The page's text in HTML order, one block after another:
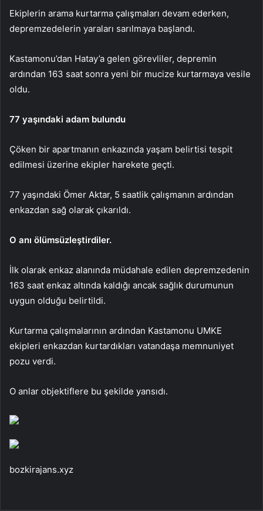
Ekiplerin arama kurtarma çalışmaları devam ederken,
depremzedelerin yaraları sarılmaya başlandı.
Kastamonu’dan Hatay’a gelen görevliler, depremin
ardından 163 saat sonra yeni bir mucize kurtarmaya vesile
oldu.
77 yaşındaki adam bulundu
Çöken bir apartmanın enkazında yaşam belirtisi tespit
edilmesi üzerine ekipler harekete geçti.
77 yaşındaki Ömer Aktar, 5 saatlik çalışmanın ardından
enkazdan sağ olarak çıkarıldı.
O anı ölümsüzleştirdiler.
İlk olarak enkaz alanında müdahale edilen depremzedenin
163 saat enkaz altında kaldığı ancak sağlık durumunun
uygun olduğu belirtildi.
Kurtarma çalışmalarının ardından Kastamonu UMKE
ekipleri enkazdan kurtardıkları vatandaşa memnuniyet
pozu verdi.
O anlar objektiflere bu şekilde yansıdı.
bozkirajans.xyz